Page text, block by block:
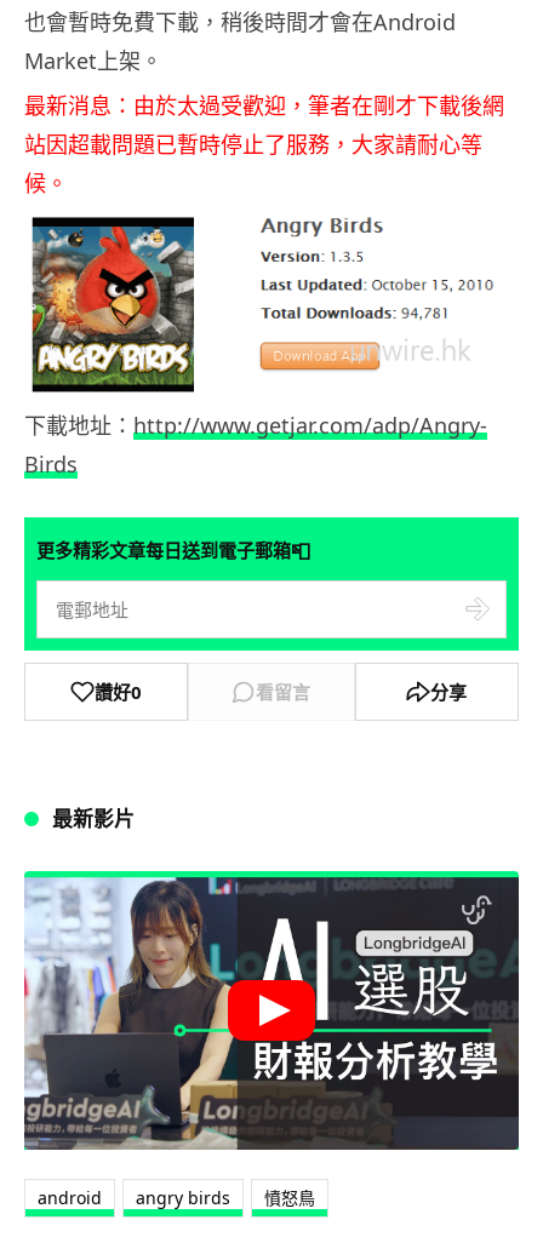
也會暫時免費下載，稍後時間才會在Android
Market上架。
最新消息：由於太過受歡迎，筆者在剛才下載後網
站因超載問題已暫時停止了服務，大家請耐心等
候。
下載地址： http://www.getjar.com/adp/Angry-
Birds
更多精彩文章每日送到電子郵箱📮
讚好0 看留言 分享
最新影片
android angry birds 憤怒鳥